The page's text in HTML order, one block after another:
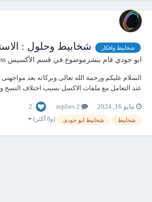
شخابيط وافكار شخابيط وحلول :
ابو جودي قام بنشرموضوع في قسم الأكسيس Access
السلام عليكم ورحمة الله تعالى وبركاته بعد
عند التعامل مع ملفات الاكسل بسبب اختلاف النسخ
الخطوات 1- انشاء وحدة نمطية عامة ليسهل
زوايا التطبيق...
مايو 16, 2024 2
شخابيط شخابيط ابو جودى (و8 أكثر)